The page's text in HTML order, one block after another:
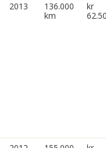
2013
136.000
km
kr